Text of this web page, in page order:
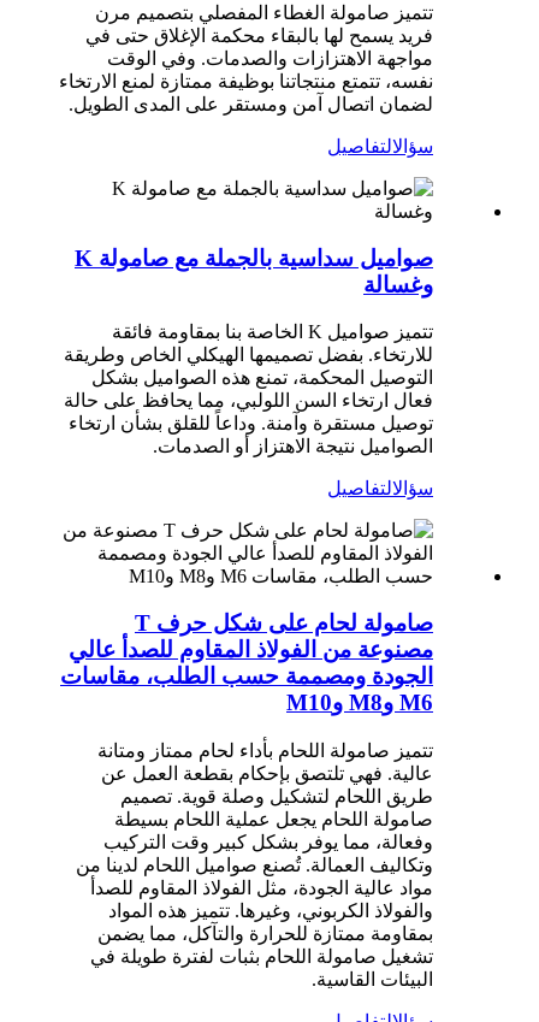
تتميز صامولة الغطاء المفصلي بتصميم مرن
فريد يسمح لها بالبقاء محكمة الإغلاق حتى في
مواجهة الاهتزازات والصدمات. وفي الوقت
نفسه، تتمتع منتجاتنا بوظيفة ممتازة لمنع الارتخاء
لضمان اتصال آمن ومستقر على المدى الطويل.
سؤالالتفاصيل
صواميل سداسية بالجملة مع صامولة K
وغسالة
تتميز صواميل K الخاصة بنا بمقاومة فائقة
للارتخاء. بفضل تصميمها الهيكلي الخاص وطريقة
التوصيل المحكمة، تمنع هذه الصواميل بشكل
فعال ارتخاء السن اللولبي، مما يحافظ على حالة
توصيل مستقرة وآمنة. وداعاً للقلق بشأن ارتخاء
الصواميل نتيجة الاهتزاز أو الصدمات.
سؤالالتفاصيل
صامولة لحام على شكل حرف T
مصنوعة من الفولاذ المقاوم للصدأ عالي
الجودة ومصممة حسب الطلب، مقاسات
M6 وM8 وM10
تتميز صامولة اللحام بأداء لحام ممتاز ومتانة
عالية. فهي تلتصق بإحكام بقطعة العمل عن
طريق اللحام لتشكيل وصلة قوية. تصميم
صامولة اللحام يجعل عملية اللحام بسيطة
وفعالة، مما يوفر بشكل كبير وقت التركيب
وتكاليف العمالة. تُصنع صواميل اللحام لدينا من
مواد عالية الجودة، مثل الفولاذ المقاوم للصدأ
والفولاذ الكربوني، وغيرها. تتميز هذه المواد
بمقاومة ممتازة للحرارة والتآكل، مما يضمن
تشغيل صامولة اللحام بثبات لفترة طويلة في
البيئات القاسية.